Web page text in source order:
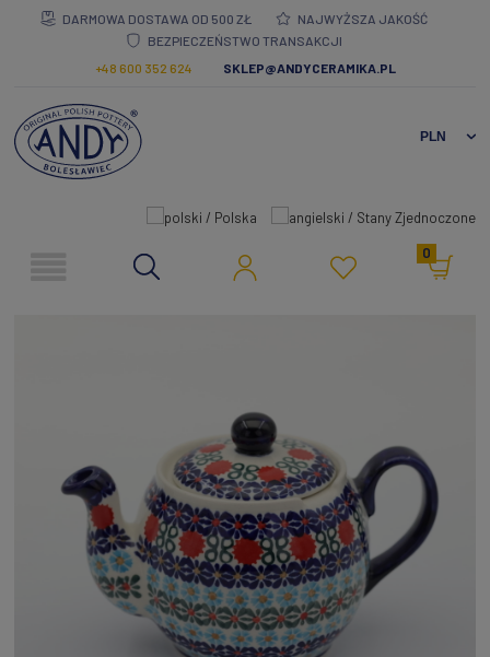
DARMOWA DOSTAWA OD 500 ZŁ
NAJWYŻSZA JAKOŚĆ
BEZPIECZEŃSTWO TRANSAKCJI
+48 600 352 624
SKLEP@ANDYCERAMIKA.PL
0